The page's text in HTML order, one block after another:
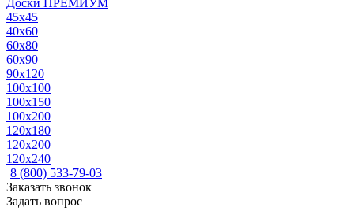
Доски ПРЕМИУМ
45x45
40x60
60x80
60x90
90x120
100x100
100x150
100x200
120x180
120x200
120x240
8 (800) 533-79-03
Заказать звонок
Задать вопрос